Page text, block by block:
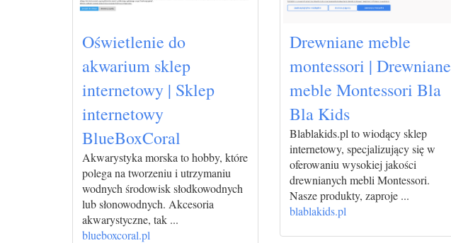
Oświetlenie do
akwarium sklep
internetowy | Sklep
internetowy
BlueBoxCoral
Akwarystyka morska to hobby, które
polega na tworzeniu i utrzymaniu
wodnych środowisk słodkowodnych
lub słonowodnych. Akcesoria
akwarystyczne, tak ...
blueboxcoral.pl
Drewniane meble
montessori | Drewniane
meble Montessori Bla
Bla Kids
Blablakids.pl to wiodący sklep
internetowy, specjalizujący się w
oferowaniu wysokiej jakości
drewnianych mebli Montessori.
Nasze produkty, zaproje ...
blablakids.pl